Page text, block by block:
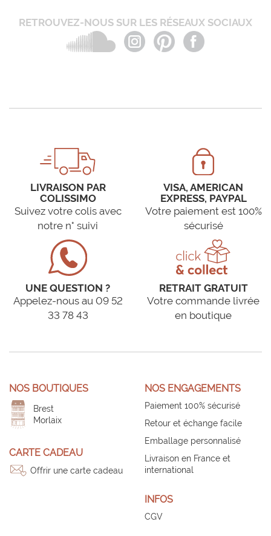
RETROUVEZ-NOUS SUR LES RÉSEAUX SOCIAUX
LIVRAISON PAR
COLISSIMO
Suivez votre colis avec
notre n° suivi
VISA, AMERICAN
EXPRESS, PAYPAL
Votre paiement est 100%
sécurisé
UNE QUESTION ?
Appelez-nous au 09 52
33 78 43
RETRAIT GRATUIT
Votre commande livrée
en boutique
NOS BOUTIQUES
Brest
Morlaix
CARTE CADEAU
Offrir une carte cadeau
NOS ENGAGEMENTS
Paiement 100% sécurisé
Retour et échange facile
Emballage personnalisé
Livraison en France et
international
INFOS
CGV